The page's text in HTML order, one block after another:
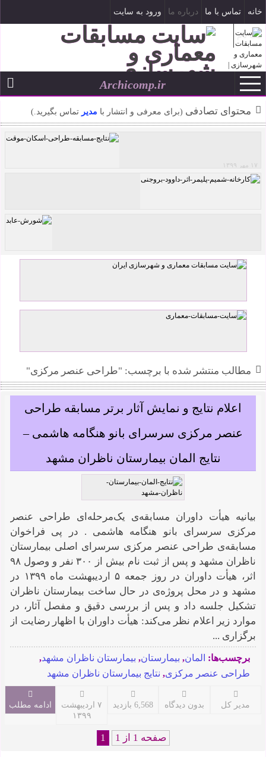
خانه تماس با ما درباره ما ورود به سایت
ثبت نام
۱۷ مرداد ۱۴۰۵Archicomp.ir
محتوای تصادفی (برای معرفی و انتشار با مدیر تماس بگیرید.)
نتایج مسابقه طراحی اسکان موقت
۱۷ مهر ۱۳۹۹
کارخانه شمیم پلیمر اثر داوود بروجنی
شورش عابد
مطالب منتشر شده با برچسب: "طراحی عنصر مرکزی"
اعلام نتایج و نمایش آثار برتر مسابقه طراحی
عنصر مرکزی سرسرای بانو هنگامه هاشمی –
نتایج المان بیمارستان ناظران مشهد
بیانیه هیأت داوران مسابقه‌ی یک‌مرحله‌ای طراحی عنصر
مرکزی سرسرای بانو هنگامه هاشمی . در پی فراخوان
مسابقه‌ی طراحی عنصر مرکزی سرسرای اصلی بیمارستان
ناظران مشهد و پس از ثبت نام بیش از ۳۰۰ نفر و وصول ۹۸
اثر، هیأت داوران در روز جمعه ۵ اردیبهشت ماه ۱۳۹۹ در
مشهد و در محل پروژه‌ی در حال ساخت بیمارستان ناظران
تشکیل جلسه داد و پس از بررسی دقیق و مفصل آثار، در
موارد زیر اعلام نظر می‌کند: هیأت داوران با اظهار رضایت از
برگزاری ...
برچسب‌ها: المان, بیمارستان, بیمارستان ناظران مشهد,
طراحی عنصر مرکزی, نتایج بیمارستان ناظران مشهد
مدیر کل بدون دیدگاه 6,568 بازدید
۷ اردیبهشت
۱۳۹۹
ادامه مطلب
صفحه 1 از 1 1